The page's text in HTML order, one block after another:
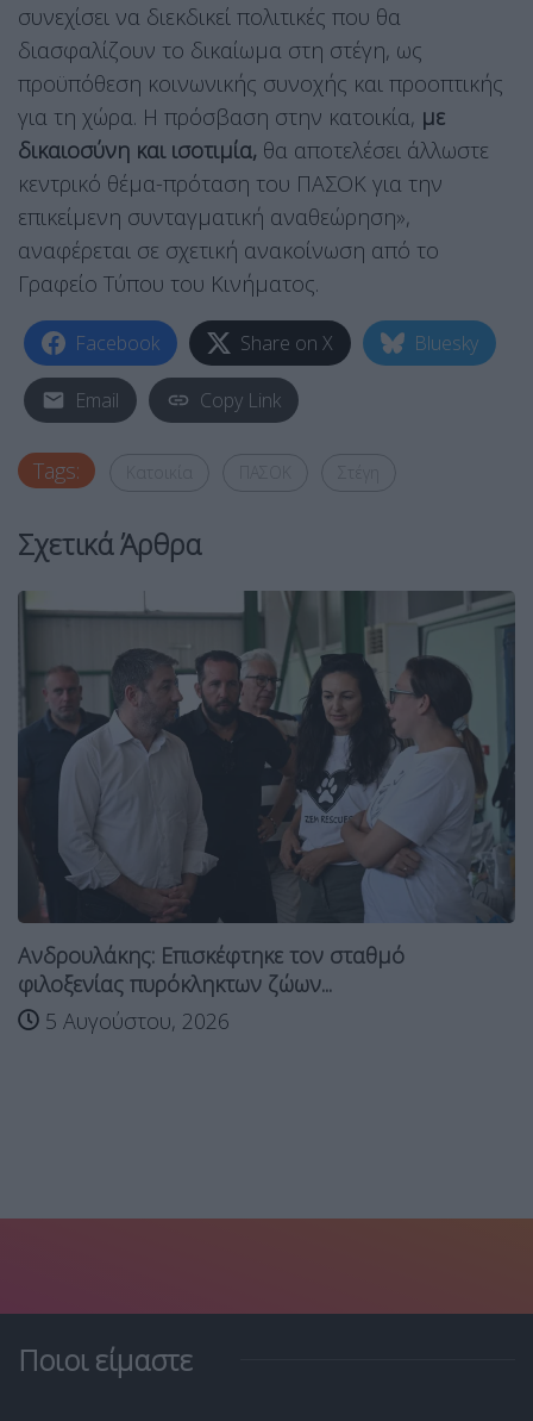
συνεχίσει να διεκδικεί πολιτικές που θα
διασφαλίζουν το δικαίωμα στη στέγη, ως
προϋπόθεση κοινωνικής συνοχής και προοπτικής
για τη χώρα. Η πρόσβαση στην κατοικία, με
δικαιοσύνη και ισοτιμία, θα αποτελέσει άλλωστε
κεντρικό θέμα-πρόταση του ΠΑΣΟΚ για την
επικείμενη συνταγματική αναθεώρηση»,
αναφέρεται σε σχετική ανακοίνωση από το
Γραφείο Τύπου του Κινήματος.
Facebook Share on X Bluesky
Email Copy Link
Tags:
Σχετικά Άρθρα
Ανδρουλάκης: Επισκέφτηκε τον σταθμό
φιλοξενίας πυρόκληκτων ζώων...
5 Αυγούστου, 2026
Ποιοι είμαστε